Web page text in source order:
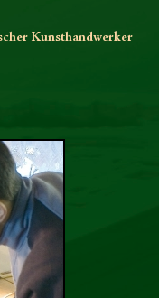
Kunsthandwerker